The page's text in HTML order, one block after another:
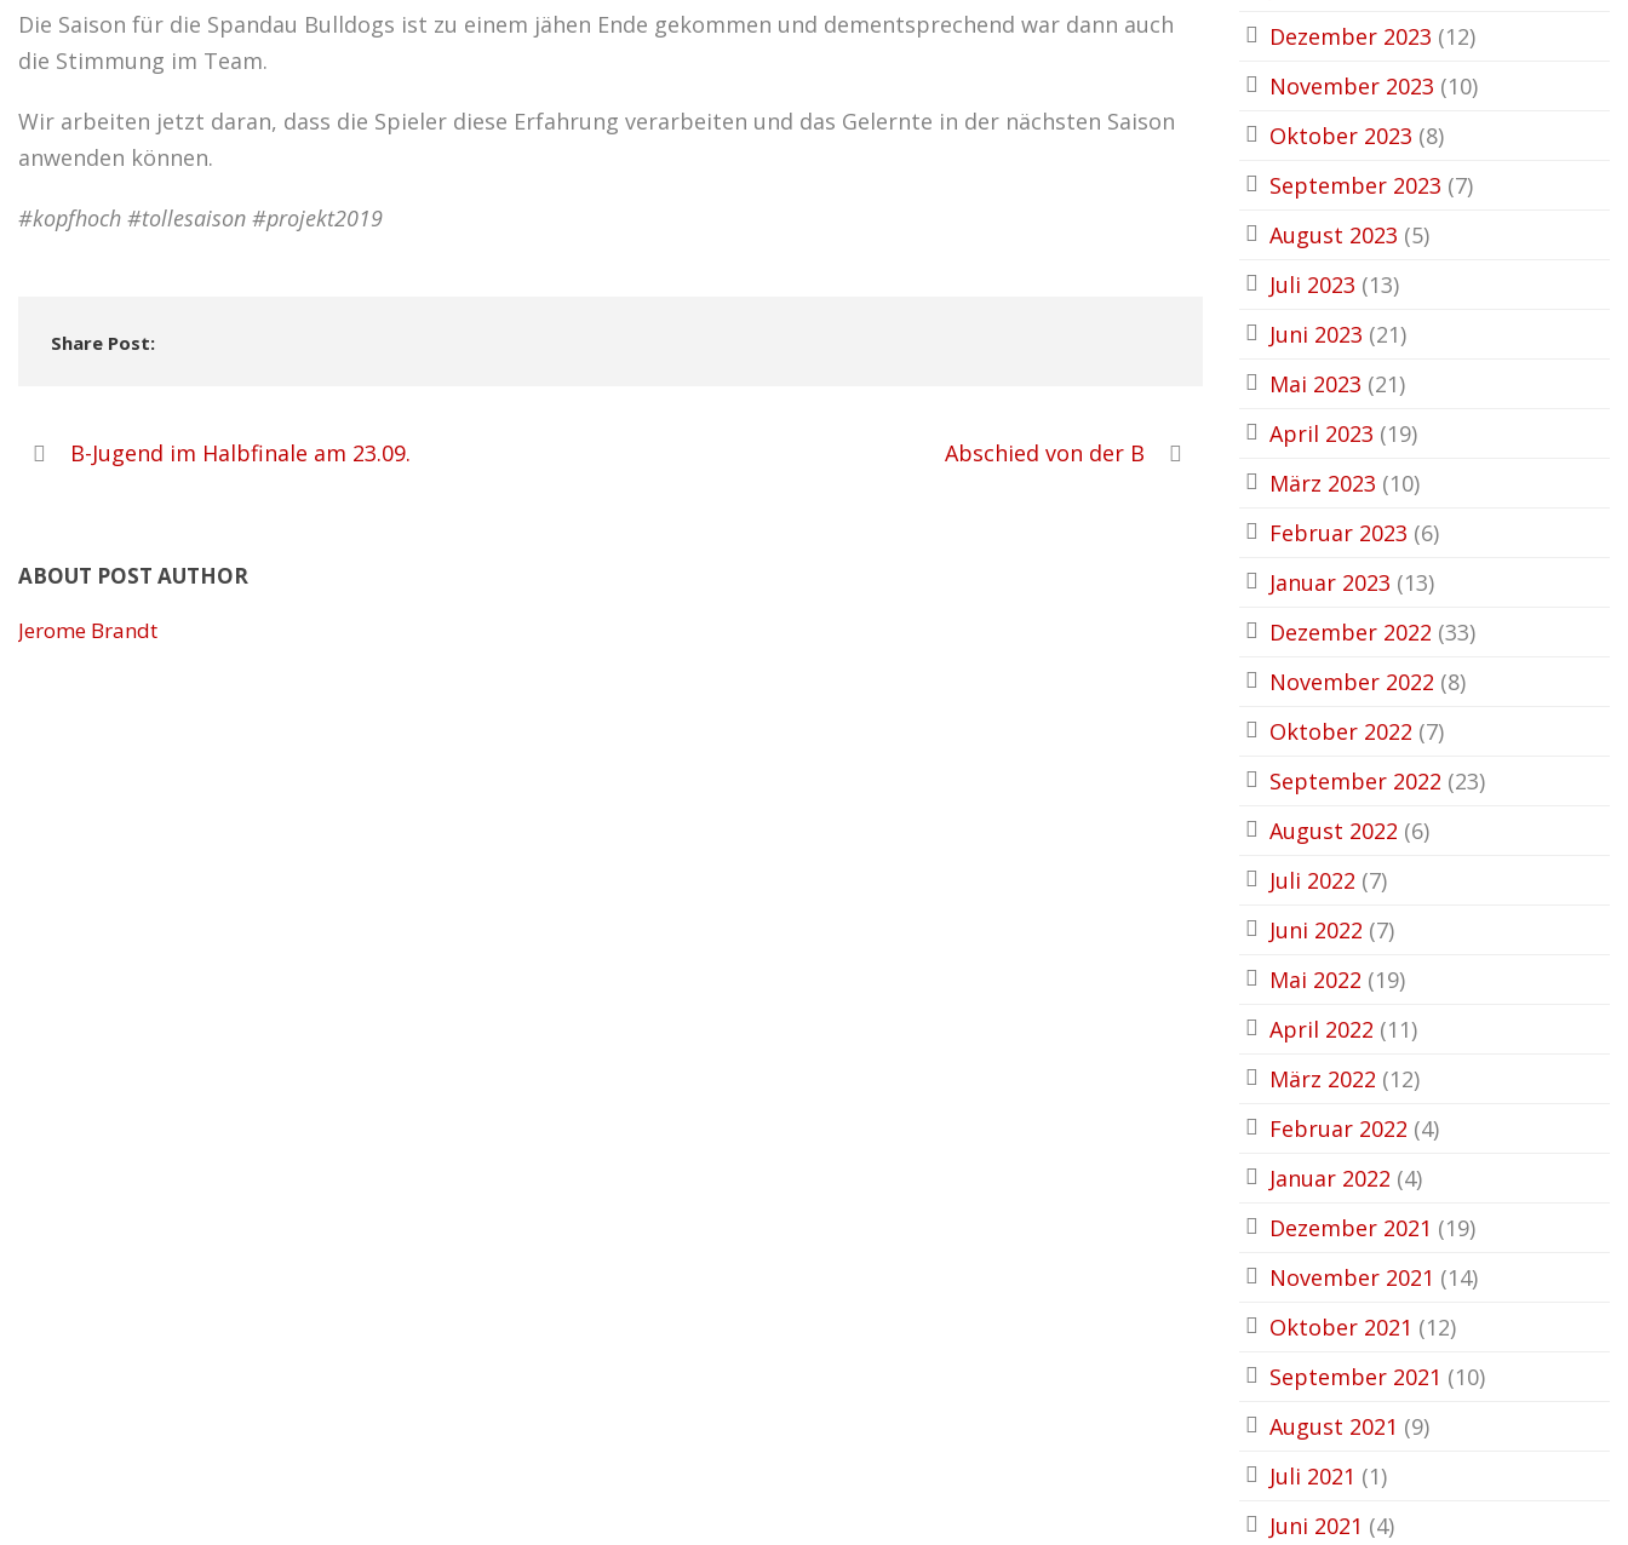
Die Saison für die Spandau Bulldogs ist zu einem jähen Ende gekommen und dementsprechend war dann auch
die Stimmung im Team.
Wir arbeiten jetzt daran, dass die Spieler diese Erfahrung verarbeiten und das Gelernte in der nächsten Saison
anwenden können.
#kopfhoch #tollesaison #projekt2019
Share Post:
B-Jugend im Halbfinale am 23.09. Abschied von der B
ABOUT POST AUTHOR
Jerome Brandt
Dezember 2023 (12)
November 2023 (10)
Oktober 2023 (8)
September 2023 (7)
August 2023 (5)
Juli 2023 (13)
Juni 2023 (21)
Mai 2023 (21)
April 2023 (19)
März 2023 (10)
Februar 2023 (6)
Januar 2023 (13)
Dezember 2022 (33)
November 2022 (8)
Oktober 2022 (7)
September 2022 (23)
August 2022 (6)
Juli 2022 (7)
Juni 2022 (7)
Mai 2022 (19)
April 2022 (11)
März 2022 (12)
Februar 2022 (4)
Januar 2022 (4)
Dezember 2021 (19)
November 2021 (14)
Oktober 2021 (12)
September 2021 (10)
August 2021 (9)
Juli 2021 (1)
Juni 2021 (4)